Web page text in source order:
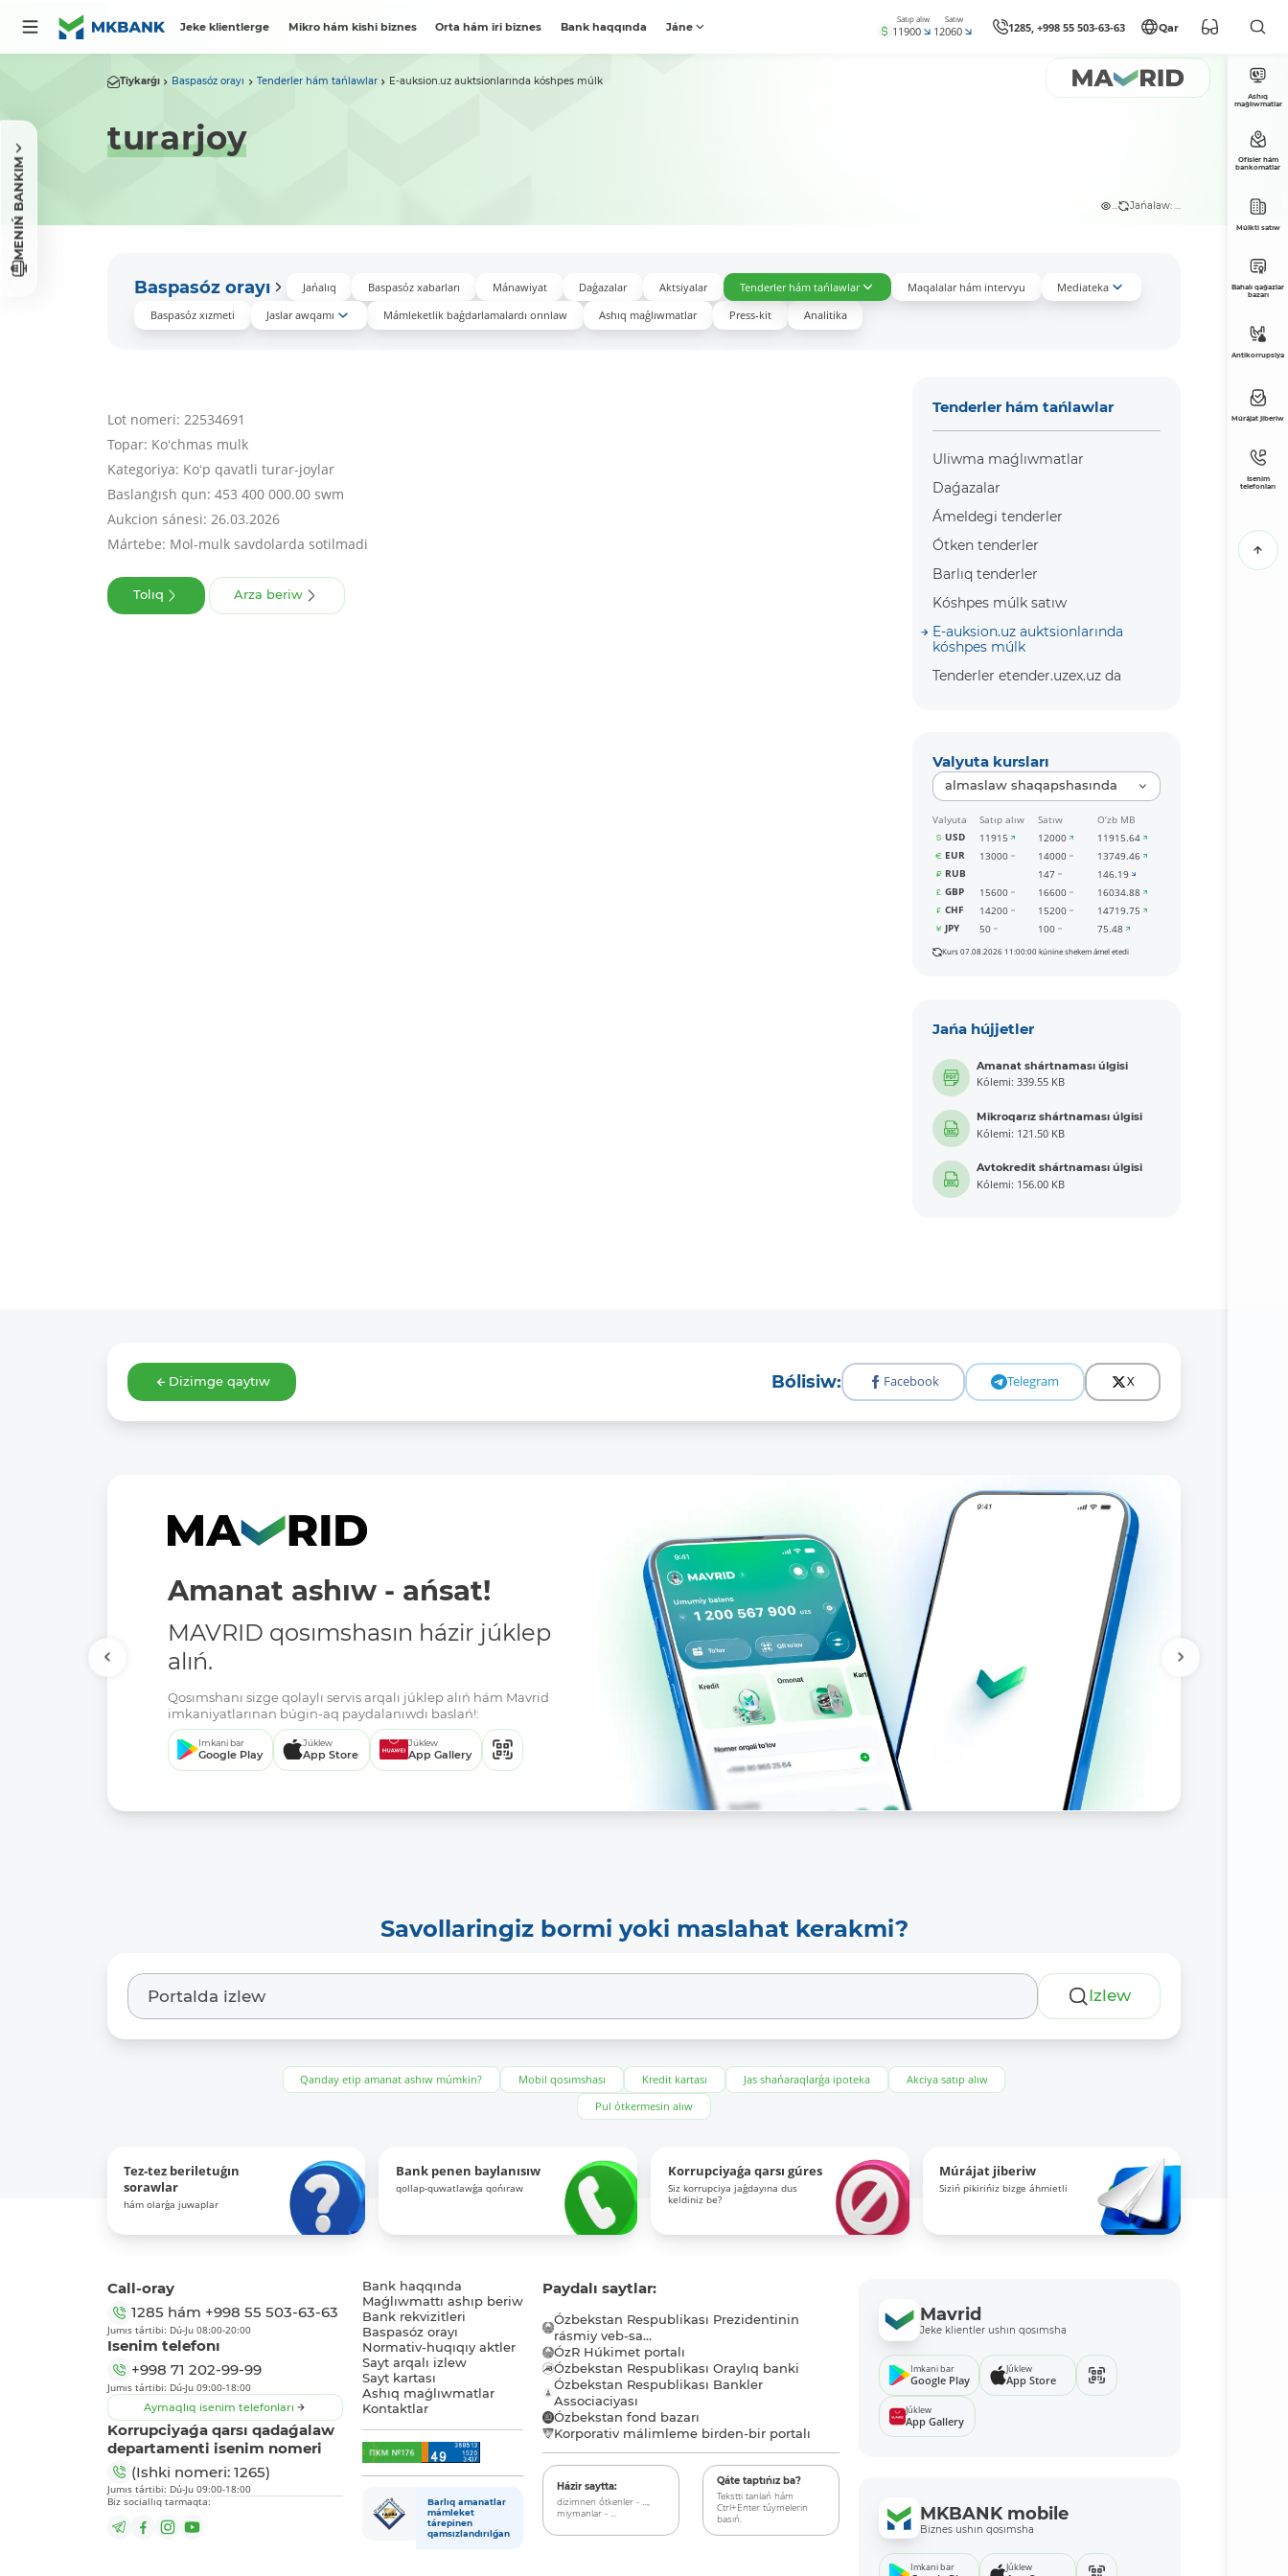
Jeke klientlerge Mikro hám kishi biznes Orta hám iri biznes Bank haqqında Jáne
Satıp alıw
11900
Satıw
12060 1285, +998 55 503-63-63 Qar
MENIŃ BANKIM
Tiykarǵı Baspasóz orayı Tenderler hám tańlawlar E-auksion.uz auktsionlarında kóshpes múlk
turarjoy
... Jańalaw: ...
Baspasóz orayı Jańalıq Baspasóz xabarları Mánawiyat Daǵazalar Aktsiyalar Tenderler hám tańlawlar Maqalalar hám intervyu
Mediateka
Baspasóz xızmeti
Jaslar awqamı Mámleketlik baǵdarlamalardı orınlaw Ashıq maǵlıwmatlar Press-kit Analitika
Lot nomeri: 22534691
Topar: Koʻchmas mulk
Kategoriya: Koʻp qavatli turar-joylar
Baslanǵısh qun: 453 400 000.00 swm
Aukcion sánesi: 26.03.2026
Mártebe: Mol-mulk savdolarda sotilmadi
Tolıq Arza beriw
Tenderler hám tańlawlar
Uliwma maǵlıwmatlar
Daǵazalar
Ámeldegi tenderler
Ótken tenderler
Barlıq tenderler
Kóshpes múlk satıw
E-auksion.uz auktsionlarında
kóshpes múlk
Tenderler etender.uzex.uz da
Valyuta kursları
almaslaw shaqapshasında
Valyuta Satıp alıw Satıw
O‘zb MB
USD
11915 12000
11915.64
EUR
13000 14000
13749.46
RUB
147
146.19
GBP
15600 16600
16034.88
CHF
14200 15200
14719.75
JPY
50 100 75.48
Kurs 07.08.2026 11:00:00 kúnine shekem ámel etedi
Jańa hújjetler
Amanat shártnaması úlgisi
Kólemi: 339.55 KB
Mikroqarız shártnaması úlgisi
Kólemi: 121.50 KB
Avtokredit shártnaması úlgisi
Kólemi: 156.00 KB
Dizimge qaytıw Bólisiw: Facebook Telegram X
Amanat ashıw - ańsat!
MAVRID qosımshasın házir júklep
alıń.
Qosımshanı sizge qolaylı servis arqalı júklep alıń hám Mavrid
imkaniyatlarınan búgin-aq paydalanıwdı baslań!:
Imkani bar
Google Play
Júklew
App Store
Júklew
App Gallery
Savollaringiz bormi yoki maslahat kerakmi?
Izlew
Qanday etip amanat ashıw múmkin? Mobil qosımshası Kredit kartası Jas shańaraqlarǵa ipoteka
Akciya satıp alıw
Pul ótkermesin alıw
Tez-tez beriletuǵın
sorawlar
hám olarǵa juwaplar
Bank penen baylanısıw
qollap-quwatlawǵa qońıraw
Korrupciyaǵa qarsı gúres
Siz korrupciya jaǵdayına dus
keldiniz be?
Múrájat jiberiw
Siziń pikirińiz bizge áhmietli
Ashıq
maǵlıwmatlar
Ofisler hám
bankomatlar
Múlkti satıw
Bahalı qaǵazlar
bazarı
Antikorrupsiya
Múrájat jiberiw
Isenim
telefonları
Call-oray
1285 hám +998 55 503-63-63
Jumıs tártibi: Dú-Ju 08:00-20:00
Isenim telefonı
+998 71 202-99-99
Jumıs tártibi: Dú-Ju 09:00-18:00
Aymaqlıq isenim telefonları
Korrupciyaǵa qarsı qadaǵalaw
departamenti isenim nomeri
(Ishki nomeri: 1265)
Jumıs tártibi: Dú-Ju 09:00-18:00
Biz sociallıq tarmaqta:
Bank haqqında
Maǵlıwmattı ashıp beriw
Bank rekvizitleri
Baspasóz orayı
Normativ-huqıqıy aktler
Sayt arqalı izlew
Sayt kartası
Ashıq maǵlıwmatlar
Kontaktlar
Barlıq amanatlar
mámleket
tárepinen
qamsızlandırılǵan
Paydalı saytlar:
Ózbekstan Respublikası Prezidentinin
rásmiy veb-sa...
ÓzR Húkimet portalı
Ózbekstan Respublikası Oraylıq banki
Ózbekstan Respublikası Bankler
Associaciyası
Ózbekstan fond bazarı
Korporativ málimleme birden-bir portalı
Házir saytta:
dizimnen ótkenler - ...,
miymanlar - ...
Qáte taptıńız ba?
Tekstti tanlań hám
Ctrl+Enter túymelerin
basıń.
Mavrid
Jeke klientler ushın qosımsha
Imkani bar
Google Play
Júklew
App Store
Júklew
App Gallery
MKBANK mobile
Biznes ushın qosımsha
Imkani bar Júklew
Tolıq